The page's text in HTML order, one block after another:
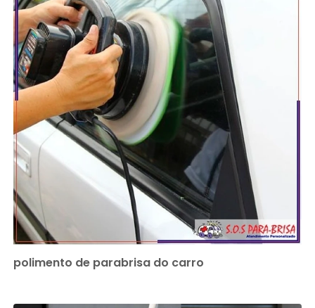
polimento de parabrisa do carro